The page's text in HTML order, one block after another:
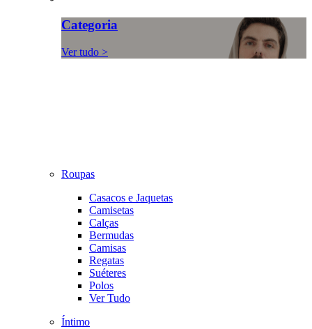
Categoria
Ver tudo >
Roupas
Casacos e Jaquetas
Camisetas
Calças
Bermudas
Camisas
Regatas
Suéteres
Polos
Ver Tudo
Íntimo